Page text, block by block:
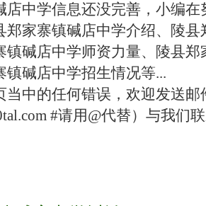
店中学信息还没完善，小编在
郑家寨镇碱店中学介绍、陵
镇碱店中学师资力量、陵县
镇碱店中学招生情况等...
中的任何错误，欢迎发送邮
#请用@代替）与我们